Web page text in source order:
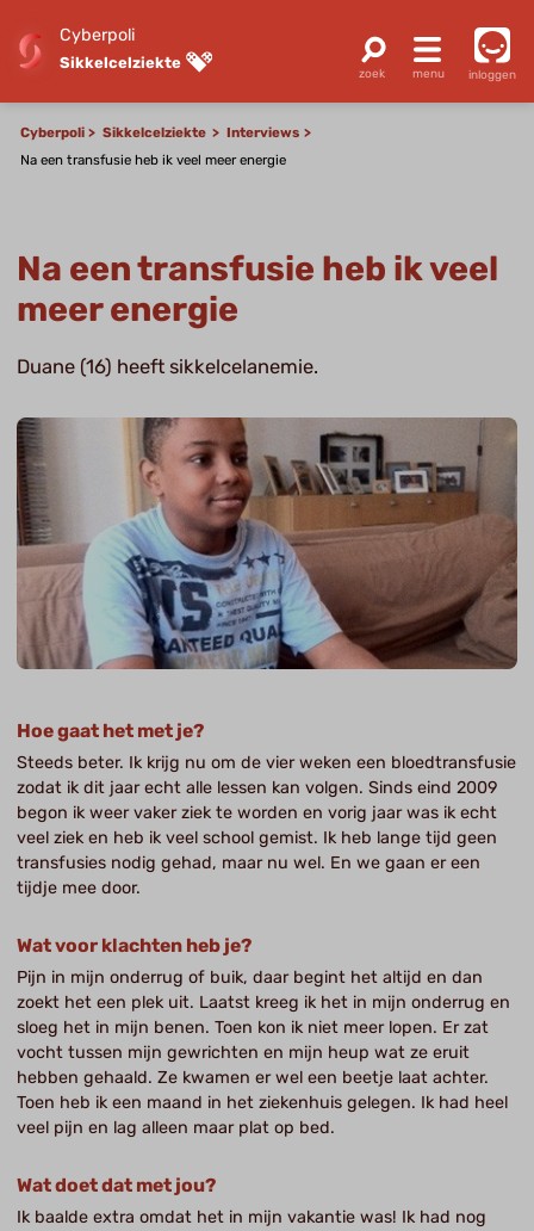
Cyberpoli
Sikkelcelziekte
inloggen
Cyberpoli Sikkelcelziekte
Interviews
Na een transfusie heb ik veel meer energie
Na een transfusie heb ik veel
meer energie
Duane (16) heeft sikkelcelanemie.
Hoe gaat het met je?
Steeds beter. Ik krijg nu om de vier weken een bloedtransfusie
zodat ik dit jaar echt alle lessen kan volgen. Sinds eind 2009
begon ik weer vaker ziek te worden en vorig jaar was ik echt
veel ziek en heb ik veel school gemist. Ik heb lange tijd geen
transfusies nodig gehad, maar nu wel. En we gaan er een
tijdje mee door.
Wat voor klachten heb je?
Pijn in mijn onderrug of buik, daar begint het altijd en dan
zoekt het een plek uit. Laatst kreeg ik het in mijn onderrug en
sloeg het in mijn benen. Toen kon ik niet meer lopen. Er zat
vocht tussen mijn gewrichten en mijn heup wat ze eruit
hebben gehaald. Ze kwamen er wel een beetje laat achter.
Toen heb ik een maand in het ziekenhuis gelegen. Ik had heel
veel pijn en lag alleen maar plat op bed.
Wat doet dat met jou?
Ik baalde extra omdat het in mijn vakantie was! Ik had nog